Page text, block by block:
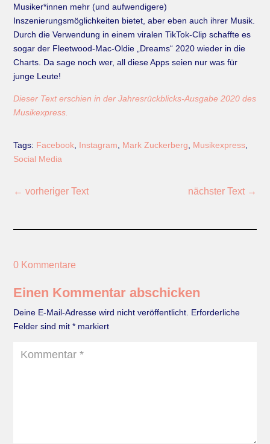
Musiker*innen mehr (und aufwendigere)
Inszenierungsmöglichkeiten bietet, aber eben auch ihrer Musik.
Durch die Verwendung in einem viralen TikTok­-Clip schaffte es
sogar der Fleetwood-­Mac­-Oldie „Dreams“ 2020 wieder in die
Charts. Da sage noch wer, all diese Apps seien nur was für
junge Leute!
Dieser Text erschien in der Jahresrückblicks-Ausgabe 2020 des
Musikexpress.
Tags: Facebook, Instagram, Mark Zuckerberg, Musikexpress,
Social Media
←vorheriger Text nächster Text→
0 Kommentare
Einen Kommentar abschicken
Deine E-Mail-Adresse wird nicht veröffentlicht. Erforderliche
Felder sind mit* markiert